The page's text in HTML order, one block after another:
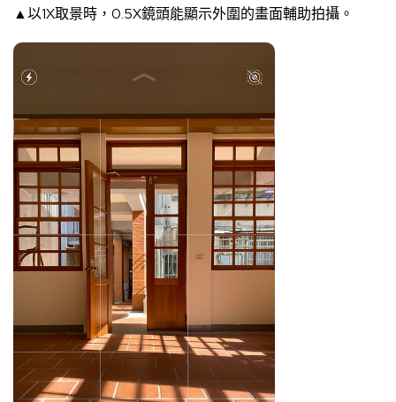
▲以1X取景時，0.5X鏡頭能顯示外圍的畫面輔助拍攝。